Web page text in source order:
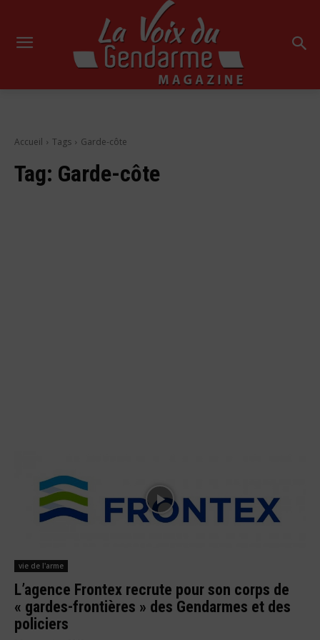
Accueil Tags Garde-côte
Tag: Garde-côte
vie de l'arme
L’agence Frontex recrute pour son corps de
« gardes-frontières » des Gendarmes et des
policiers